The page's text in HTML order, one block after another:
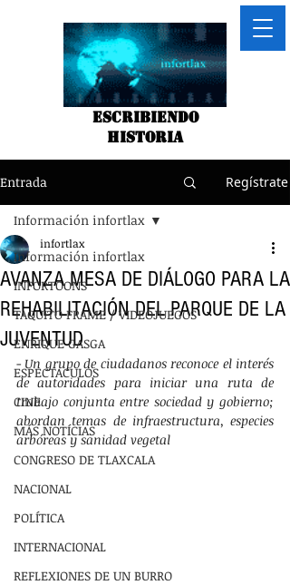
Escribiendo
historia
Entrada Regístrate
Información infortlax
INFORTOONS
TAQUITO FRAME / VIDEOJUEGOS
ENRIQUE GASGA
ESPECTACULOS
CINE
MÁS NOTÍCIAS
CONGRESO DE TLAXCALA
NACIONAL
POLÍTICA
INTERNACIONAL
REFLEXIONES DE UN BURRO
Información infortlax
AVANZA MESA DE DIÁLOGO PARA LA
REHABILITACIÓN DEL PARQUE DE LA
JUVENTUD
infortlax
- Un grupo de ciudadanos reconoce el interés
de autoridades para iniciar una ruta de
trabajo conjunta entre sociedad y gobierno;
abordan temas de infraestructura, especies
arbóreas y sanidad vegetal